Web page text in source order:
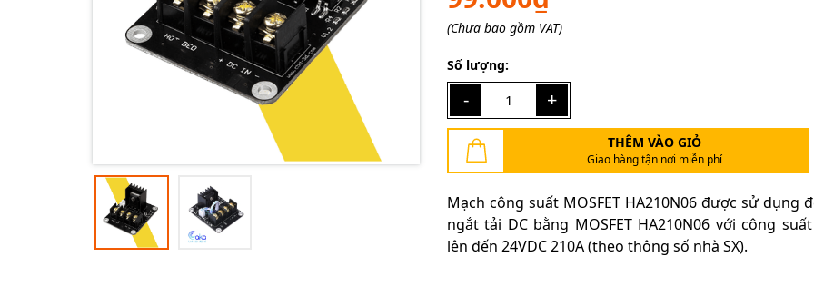
(Chưa bao gồm VAT)
Số lượng:
- +
THÊM VÀO GIỎ
Giao hàng tận nơi miễn phí
Mạch công suất MOSFET HA210N06 được sử dụng
ngắt tải DC bằng MOSFET HA210N06 với công
lên đến 24VDC 210A (theo thông số nhà SX).
Ngày hết hạn:
Điều kiện: